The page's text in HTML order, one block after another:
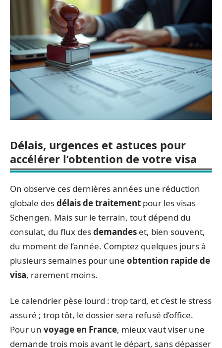
Délais, urgences et astuces pour
accélérer l’obtention de votre visa
On observe ces dernières années une réduction
globale desdélais de traitement pour les visas
Schengen. Mais sur le terrain, tout dépend du
consulat, du flux desdemandes et, bien souvent,
du moment de l’année. Comptez quelques jours à
plusieurs semaines pour une obtention rapide de
visa, rarement moins.
Le calendrier pèse lourd : trop tard, et c’est le stress
assuré ; trop tôt, le dossier sera refusé d’office.
Pour un voyage en France, mieux vaut viser une
demande trois mois avant le départ, sans dépasser